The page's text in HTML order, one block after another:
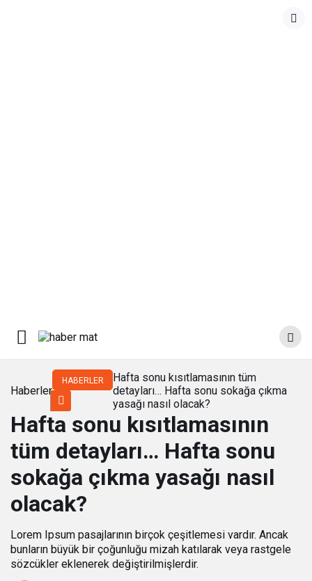
Haberler
HABERLER
Hafta sonu kısıtlamasının tüm
detayları… Hafta sonu sokağa çıkma
yasağı nasıl olacak?
Hafta sonu kısıtlamasının
tüm detayları… Hafta sonu
sokağa çıkma yasağı nasıl
olacak?
Lorem Ipsum pasajlarının birçok çeşitlemesi vardır. Ancak
bunların büyük bir çoğunluğu mizah katılarak veya rastgele
sözcükler eklenerek değiştirilmişlerdir.